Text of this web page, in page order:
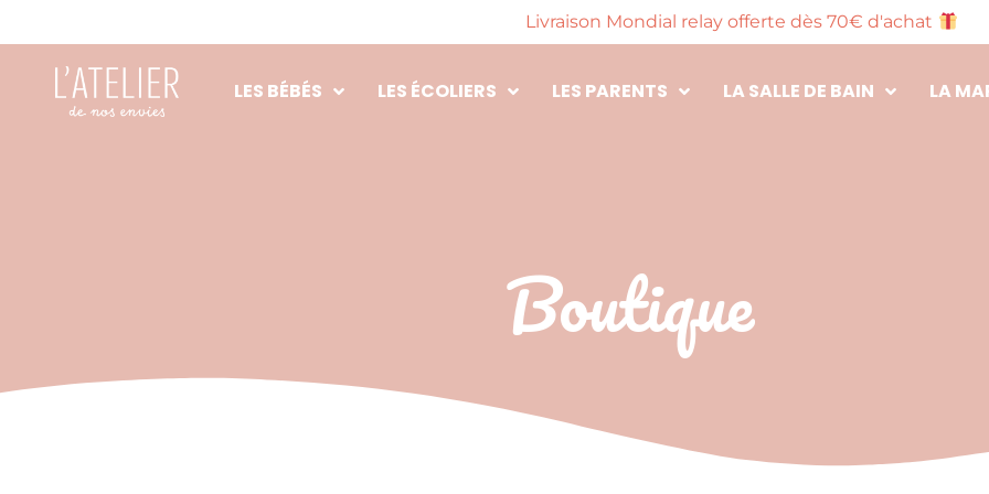
au
contenu
Livraison Mondial relay offerte dès 70€ d'achat
LES BÉBÉS LES ÉCOLIERS LES PARENTS LA SALLE DE BAIN LA
Boutique